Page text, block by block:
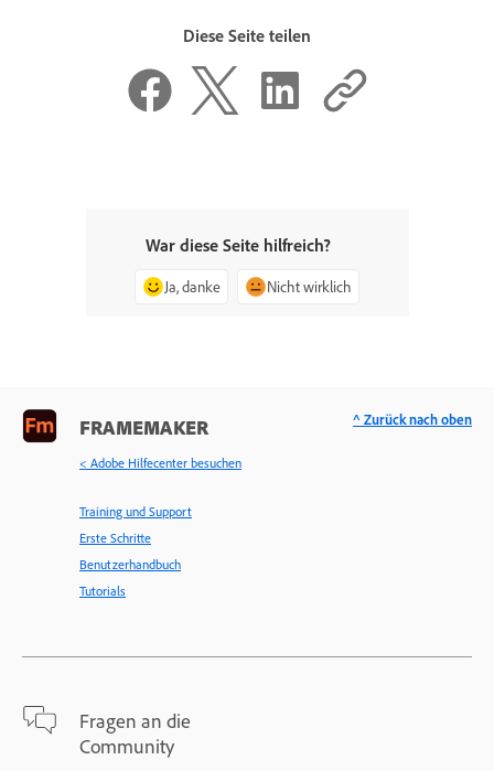
Diese Seite teilen
War diese Seite hilfreich?
Ja, danke Nicht wirklich
FRAMEMAKER
< Adobe Hilfecenter besuchen
Training und Support
Erste Schritte
Benutzerhandbuch
Tutorials
Fragen an die
Community
^ Zurück nach oben